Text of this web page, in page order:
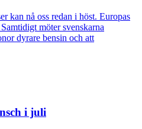
kan nå oss redan i höst. Europas
möter svenskarna
dyrare bensin och att
i juli